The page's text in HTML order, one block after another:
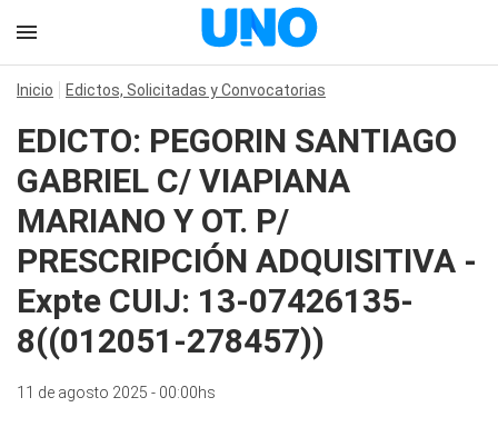
Inicio Edictos, Solicitadas y Convocatorias
EDICTO: PEGORIN SANTIAGO
GABRIEL C/ VIAPIANA
MARIANO Y OT. P/
PRESCRIPCIÓN ADQUISITIVA -
Expte CUIJ: 13-07426135-
8((012051-278457))
11 de agosto 2025 - 00:00hs